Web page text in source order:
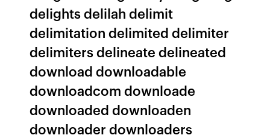
delights delilah delimit
delimitation delimited delimiter
delimiters delineate delineated
download downloadable
downloadcom downloade
downloaded downloaden
downloader downloaders